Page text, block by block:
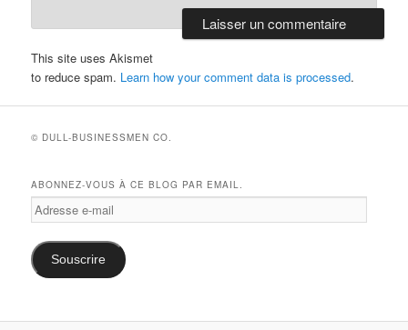
This site uses Akismet
to reduce spam. Learn how your comment data is processed.
© DULL-BUSINESSMEN CO.
ABONNEZ-VOUS À CE BLOG PAR EMAIL.
Adresse
e-
mail
Souscrire